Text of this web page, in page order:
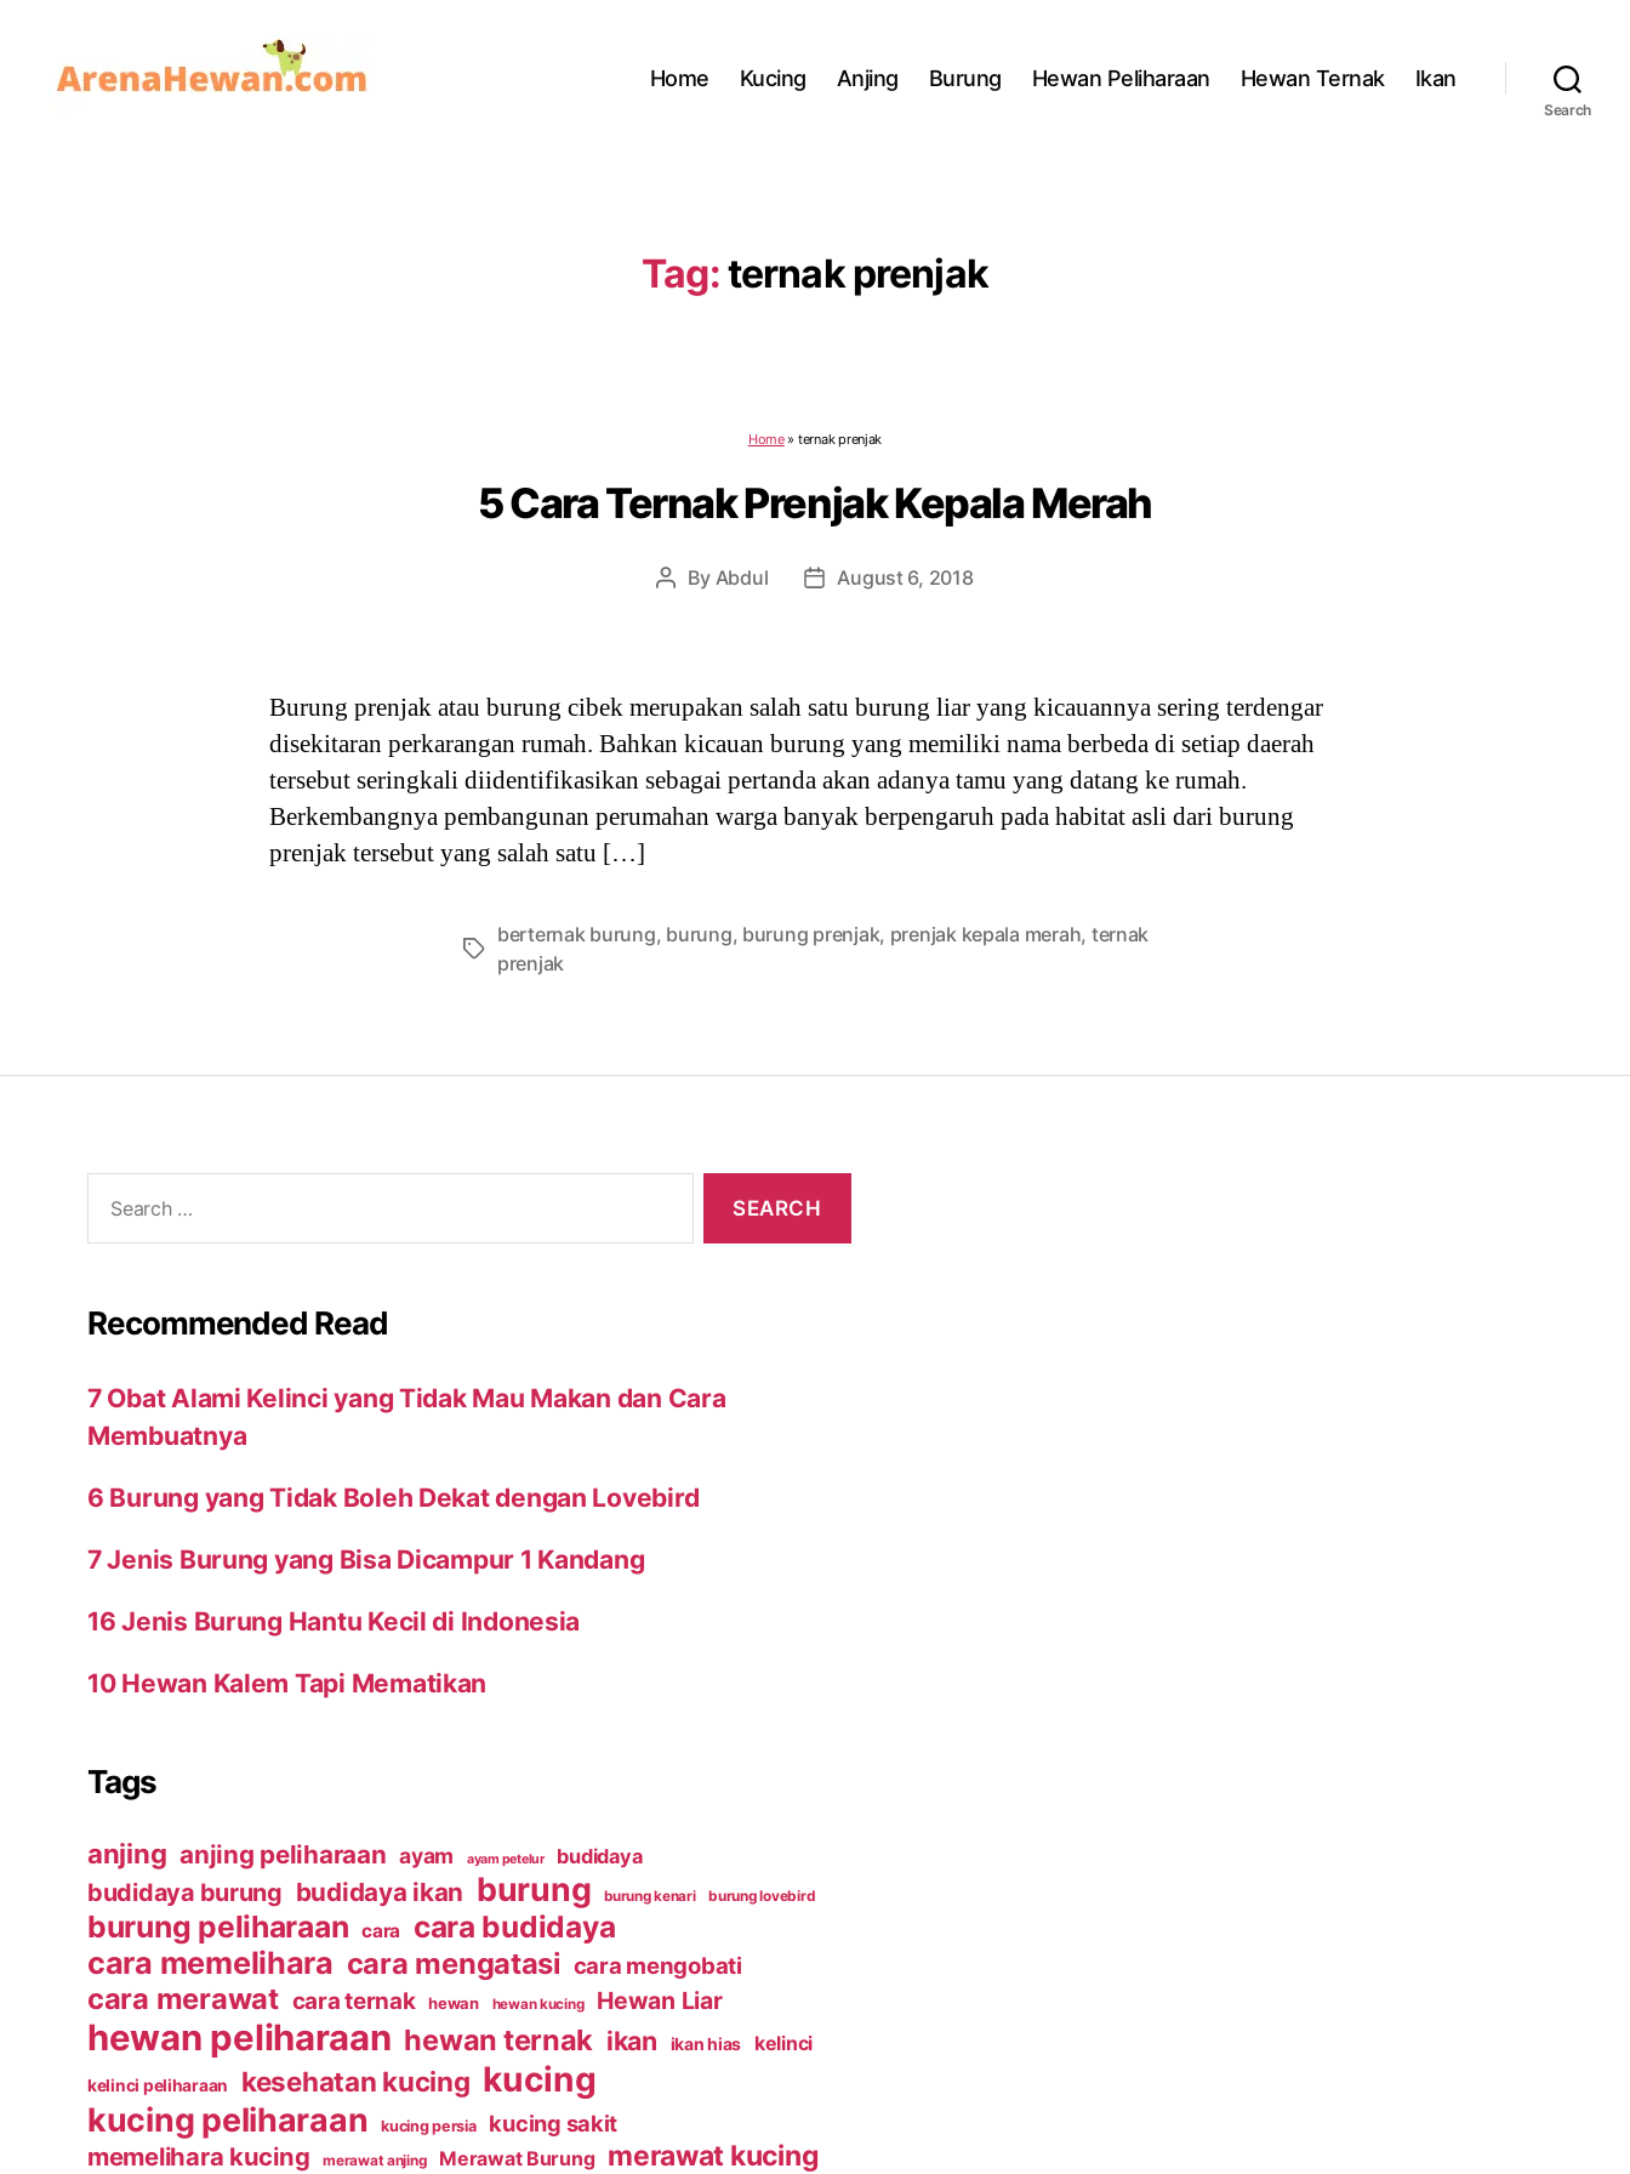
Home Kucing Anjing Burung Hewan Peliharaan Hewan Ternak Ikan
Search
Tag:ternak prenjak
Home» ternak prenjak
5 Cara Ternak Prenjak Kepala Merah
Post
By Abdul
PostAugust 6, 2018
Burung prenjak atau burung cibek merupakan salah satu burung liar yang kicauannya sering terdengar
disekitaran perkarangan rumah. Bahkan kicauan burung yang memiliki nama berbeda di setiap daerah
tersebut seringkali diidentifikasikan sebagai pertanda akan adanya tamu yang datang ke rumah.
Berkembangnya pembangunan perumahan warga banyak berpengaruh pada habitat asli dari burung
prenjak tersebut yang salah satu […]
Tags
berternak burung, burung, burung prenjak, prenjak kepala merah, ternak
prenjak
for:
Recommended Read
7 Obat Alami Kelinci yang Tidak Mau Makan dan Cara
Membuatnya
6 Burung yang Tidak Boleh Dekat dengan Lovebird
7 Jenis Burung yang Bisa Dicampur 1 Kandang
16 Jenis Burung Hantu Kecil di Indonesia
10 Hewan Kalem Tapi Mematikan
Tags
anjing anjing peliharaan ayam ayam petelur budidaya
budidaya burung budidaya ikan burung burung kenari burung lovebird
burung peliharaan cara
cara budidaya
cara memelihara cara mengatasi cara mengobati
cara merawat cara ternak hewan hewan kucing Hewan Liar
hewan peliharaan hewan ternak ikan ikan hias kelinci
kelinci peliharaan kesehatan kucing kucing
kucing peliharaan kucing persia kucing sakit
memelihara kucing merawat anjing Merawat Burung merawat kucing